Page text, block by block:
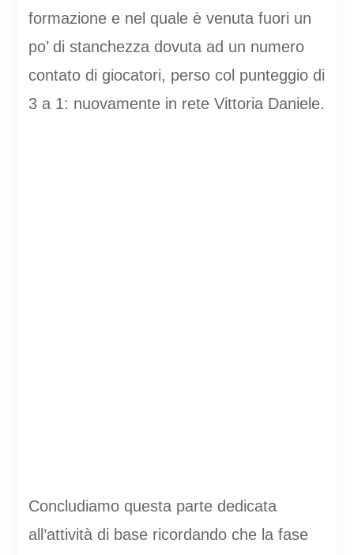
formazione e nel quale è venuta fuori un
po’ di stanchezza dovuta ad un numero
contato di giocatori, perso col punteggio di
3 a 1: nuovamente in rete Vittoria Daniele.
Concludiamo questa parte dedicata
all’attività di base ricordando che la fase